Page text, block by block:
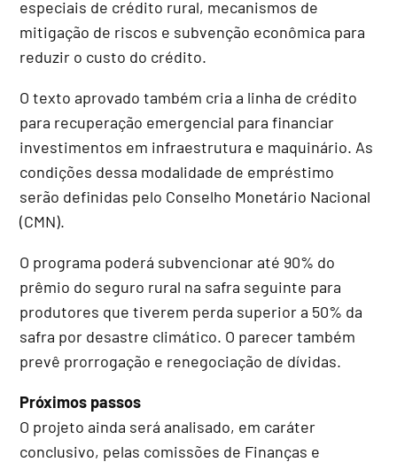
especiais de crédito rural, mecanismos de
mitigação de riscos e subvenção econômica para
reduzir o custo do crédito.
O texto aprovado também cria a linha de crédito
para recuperação emergencial para financiar
investimentos em infraestrutura e maquinário. As
condições dessa modalidade de empréstimo
serão definidas pelo Conselho Monetário Nacional
(CMN).
O programa poderá subvencionar até 90% do
prêmio do seguro rural na safra seguinte para
produtores que tiverem perda superior a 50% da
safra por desastre climático. O parecer também
prevê prorrogação e renegociação de dívidas.
Próximos passos
O projeto ainda será analisado, em caráter
conclusivo, pelas comissões de Finanças e